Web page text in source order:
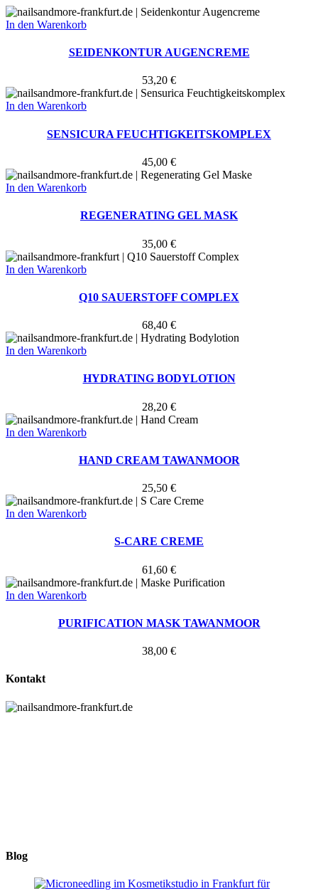
In den Warenkorb
SEIDENKONTUR AUGENCREME
53,20 €
In den Warenkorb
SENSICURA FEUCHTIGKEITSKOMPLEX
45,00 €
In den Warenkorb
REGENERATING GEL MASK
35,00 €
In den Warenkorb
Q10 SAUERSTOFF COMPLEX
68,40 €
In den Warenkorb
HYDRATING BODYLOTION
28,20 €
In den Warenkorb
HAND CREAM TAWANMOOR
25,50 €
In den Warenkorb
S-CARE CREME
61,60 €
In den Warenkorb
PURIFICATION MASK TAWANMOOR
38,00 €
Kontakt
Blog